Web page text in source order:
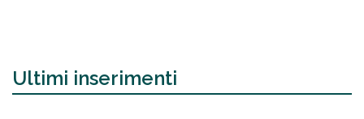
Ultimi inserimenti